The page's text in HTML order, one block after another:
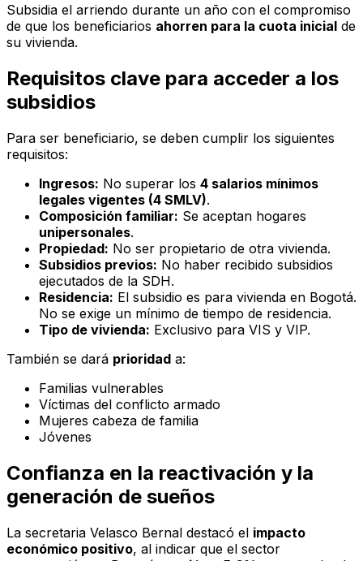
Subsidia el arriendo durante un año con el compromiso
de que los beneficiarios ahorren para la cuota inicial de
su vivienda.
Requisitos clave para acceder a los
subsidios
Para ser beneficiario, se deben cumplir los siguientes
requisitos:
Ingresos: No superar los 4 salarios mínimos
legales vigentes (4 SMLV).
Composición familiar: Se aceptan hogares
unipersonales.
Propiedad: No ser propietario de otra vivienda.
Subsidios previos: No haber recibido subsidios
ejecutados de la SDH.
Residencia: El subsidio es para vivienda en Bogotá.
No se exige un mínimo de tiempo de residencia.
Tipo de vivienda: Exclusivo para VIS y VIP.
También se dará prioridad a:
Familias vulnerables
Víctimas del conflicto armado
Mujeres cabeza de familia
Jóvenes
Confianza en la reactivación y la
generación de sueños
La secretaria Velasco Bernal destacó el impacto
económico positivo, al indicar que el sector